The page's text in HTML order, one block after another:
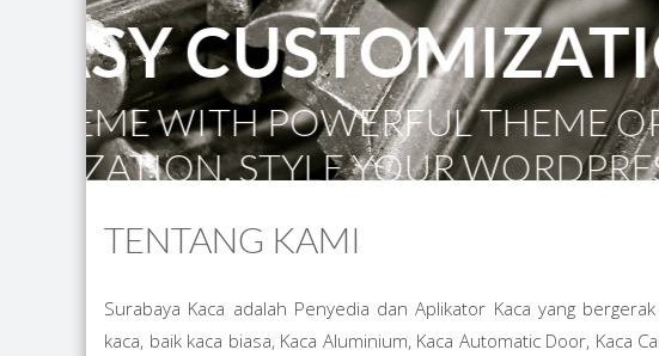
TENTANG KAMI
Surabaya Kaca adalah Penyedia dan Aplikator Kaca yang
kaca, baik kaca biasa, Kaca Aluminium, Kaca Automatic Door, Kaca